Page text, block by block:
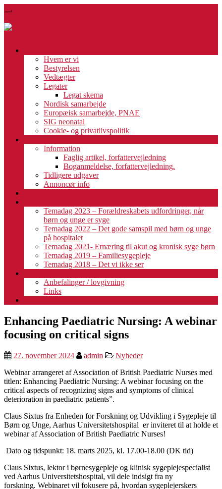
Skip
main
Toggle
navigation
Hvem er vi
Bestyrelsen
Vedtægter
Legater
Legat skema
Nordisk samarbejde
Europæisk samarbejde, PNAE
SIG neonatal
Cookie- og privatlivspolitik
Information
Faglig artikel, forfattervejledning
Boganmeldelse, forfattervejledning.
Tidligere udgaver
Annoncør info
Temadag 2023 – Forældreskabets udfordringer, når
børn og unge er syge
Temadag 2022 – Det gode samspil med børn og unge
på hospitalet
Temadag 2021- Ernæring til akut og kronisk syge børn
Temadag 2019 – Familiesygepleje
Temadag 2018 – Det vi ikke ser
Anbefalinger / lovgivning
Links
Enhancing Paediatric Nursing: A webinar
focusing on critical signs
27. november 2024 admin
Nyheder
Webinar arrangeret af Association of British Paediatric Nurses med
titlen: Enhancing Paediatric Nursing: A webinar focusing on the
critical aspects of recognizing signs and symptoms of clinical
deterioration in paediatric patients”.
Claus Sixtus fra Enheden for Forskning og Udvikling i Sygepleje til
Børn og Unge, Aarhus Universitetshospital er inviteret til at holde et
webinar af Association of British Paediatric Nurses!
️ Dato og tidspunkt: 18. marts 2025, kl. 17.00-18.00 (DK tid)
Claus Sixtus, lektor i børnesygepleje og klinisk sygeplejespecialist
ved Aarhus Universitetshospital, vil dele indsigt fra ny
forskning. Webinaret vil fokusere på, hvordan sygeplejerskers